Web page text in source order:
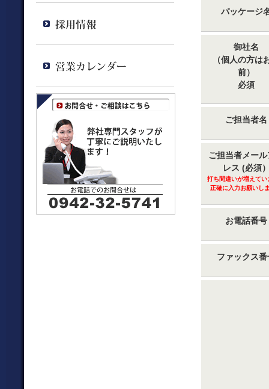
パッケージ
御社名
（個人の方は
前）
必須
ご担当者名
ご担当者メー
レス (必須
打ち間違いが増えてい
正確に入力お願いし
お電話番号
ファックス番